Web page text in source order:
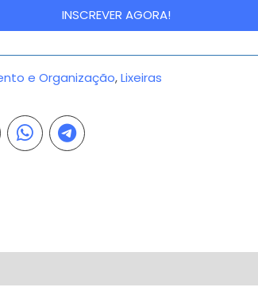
e Organização,Lixeiras